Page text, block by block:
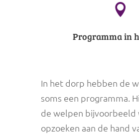

Programma in
In het dorp hebben de
soms een programma.
de welpen bijvoorbeeld
opzoeken aan de hand